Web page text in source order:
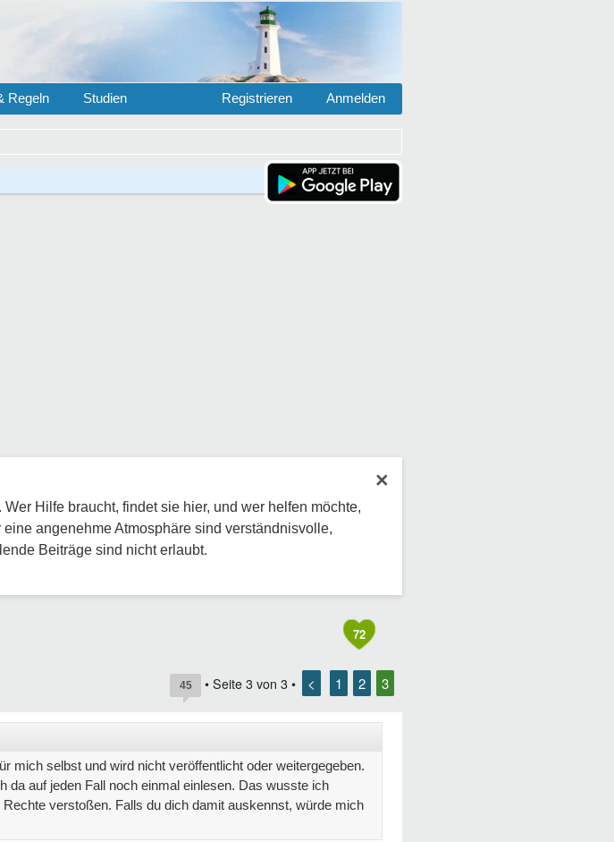
Regeln Studien Anmelden
Registrieren
×
Hilfe braucht, findet sie hier, und wer helfen möchte,
angenehme Atmosphäre sind verständnisvolle,
Beiträge sind nicht erlaubt.
72
45 • Seite 3 von 3 • < 1 2 3
mich selbst und wird nicht veröffentlicht oder weitergegeben.
auf jeden Fall noch einmal einlesen. Das wusste ich
verstoßen. Falls du dich damit auskennst, würde mich